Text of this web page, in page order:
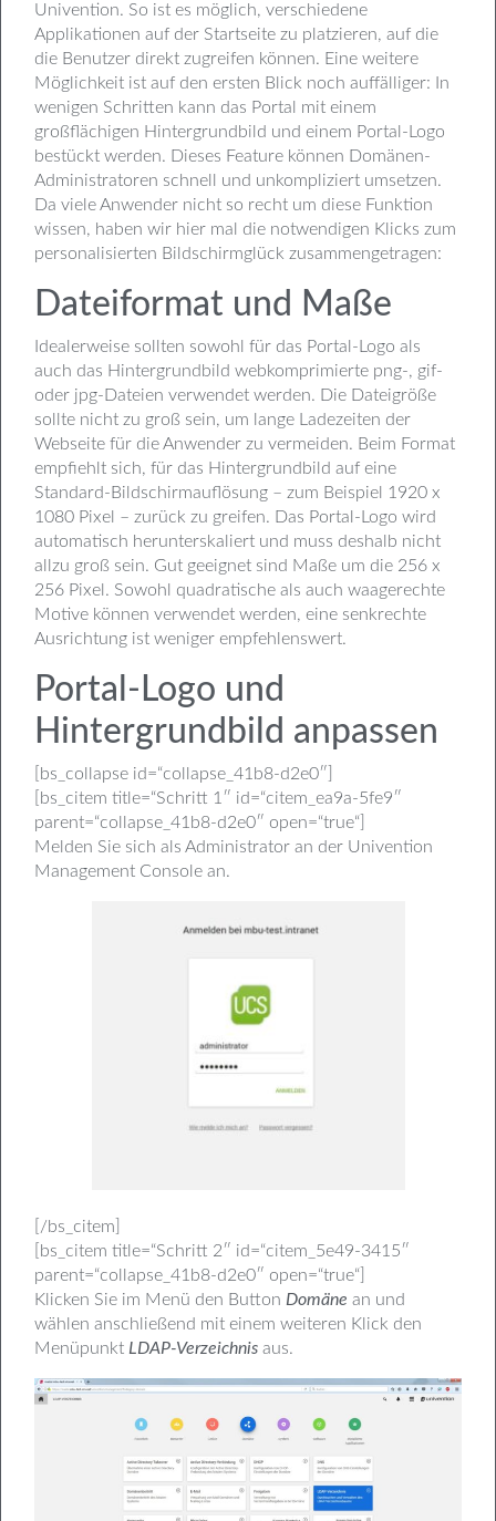
Univention. So ist es möglich, verschiedene
Applikationen auf der Startseite zu platzieren, auf die
die Benutzer direkt zugreifen können. Eine weitere
Möglichkeit ist auf den ersten Blick noch auffälliger: In
wenigen Schritten kann das Portal mit einem
großflächigen Hintergrundbild und einem Portal-Logo
bestückt werden. Dieses Feature können Domänen-
Administratoren schnell und unkompliziert umsetzen.
Da viele Anwender nicht so recht um diese Funktion
wissen, haben wir hier mal die notwendigen Klicks zum
personalisierten Bildschirmglück zusammengetragen:
Dateiformat und Maße
Idealerweise sollten sowohl für das Portal-Logo als
auch das Hintergrundbild webkomprimierte png-, gif-
oder jpg-Dateien verwendet werden. Die Dateigröße
sollte nicht zu groß sein, um lange Ladezeiten der
Webseite für die Anwender zu vermeiden. Beim Format
empfiehlt sich, für das Hintergrundbild auf eine
Standard-Bildschirmauflösung – zum Beispiel 1920 x
1080 Pixel – zurück zu greifen. Das Portal-Logo wird
automatisch herunterskaliert und muss deshalb nicht
allzu groß sein. Gut geeignet sind Maße um die 256 x
256 Pixel. Sowohl quadratische als auch waagerechte
Motive können verwendet werden, eine senkrechte
Ausrichtung ist weniger empfehlenswert.
Portal-Logo und
Hintergrundbild anpassen
[bs_collapse id=“collapse_41b8-d2e0″]
[bs_citem title=“Schritt 1″ id=“citem_ea9a-5fe9″
parent=“collapse_41b8-d2e0″ open=“true“]
Melden Sie sich als Administrator an der Univention
Management Console an.
[/bs_citem]
[bs_citem title=“Schritt 2″ id=“citem_5e49-3415″
parent=“collapse_41b8-d2e0″ open=“true“]
Klicken Sie im Menü den Button Domäne an und
wählen anschließend mit einem weiteren Klick den
Menüpunkt LDAP-Verzeichnis aus.